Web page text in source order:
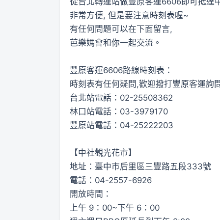
非常方便, 但是要注意時刻表喔~
有任何問題可以在下面留言,
芭樂媽會和你一起交流。
豐原客運6606路線時刻表：
時刻表有任何疑問,歡迎撥打豐原客運詢
台北站電話：02-25508362
林口站電話：03-3979170
豐原站電話：04-25222203
【中社觀光花市】
地址：臺中市后里區三豐路五段333號
電話：04-2557-6926
開放時間：
上午 9：00~下午 6：00